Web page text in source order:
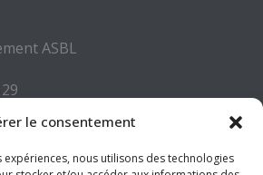
le consentement
nous utilisons des technologies
ASBL